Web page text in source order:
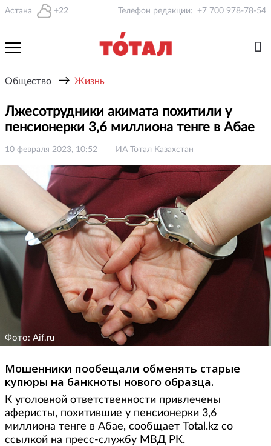
Астана +22 Телефон редакции: +7 700 978-78-54
Общество → Жизнь
Лжесотрудники акимата похитили у
пенсионерки 3,6 миллиона тенге в Абае
10 февраля 2023, 10:52 ИА Тотал Казахстан
Фото: Aif.ru
Мошенники пообещали обменять старые
купюры на банкноты нового образца.
К уголовной ответственности привлечены
аферисты, похитившие у пенсионерки 3,6
миллиона тенге в Абае, сообщает Total.kz со
ссылкой на пресс-службу МВД РК.